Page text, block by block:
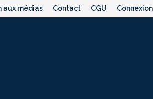
aux médias Contact CGU Connexion